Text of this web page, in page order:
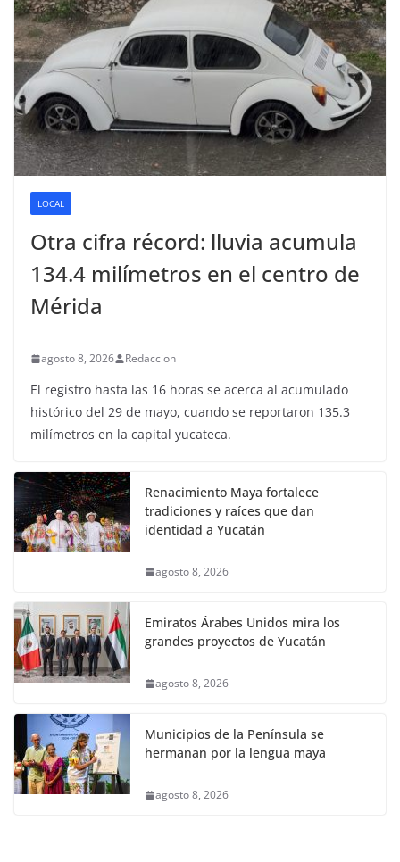
LOCAL
Otra cifra récord: lluvia acumula
134.4 milímetros en el centro de
Mérida
agosto 8, 2026 Redaccion
El registro hasta las 16 horas se acerca al acumulado
histórico del 29 de mayo, cuando se reportaron 135.3
milímetros en la capital yucateca.
Renacimiento Maya fortalece
tradiciones y raíces que dan
identidad a Yucatán
agosto 8, 2026
Emiratos Árabes Unidos mira los
grandes proyectos de Yucatán
agosto 8, 2026
Municipios de la Península se
hermanan por la lengua maya
agosto 8, 2026